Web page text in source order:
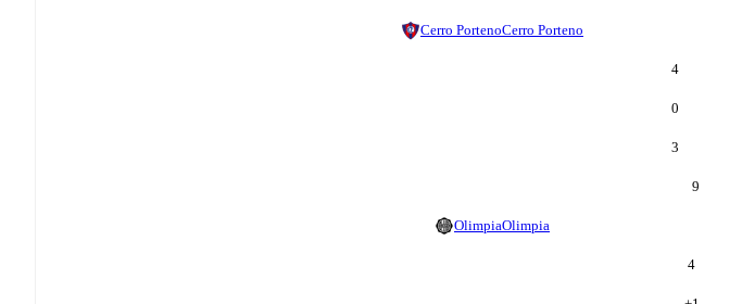
Cerro PortenoCerro Porteno
4
0
3
9
OlimpiaOlimpia
4